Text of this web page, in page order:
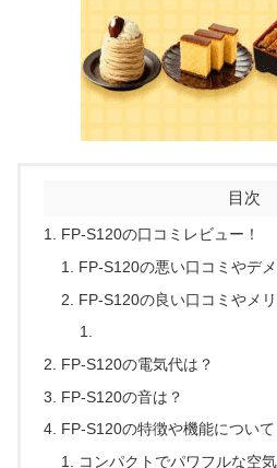
目次
FP-S120の口コミレビュー！
FP-S120の悪い口コミやデ
FP-S120の良い口コミやメ
FP-S120の電気代は？
FP-S120の音は？
FP-S120の特徴や機能について
コンパクトでパワフルな空